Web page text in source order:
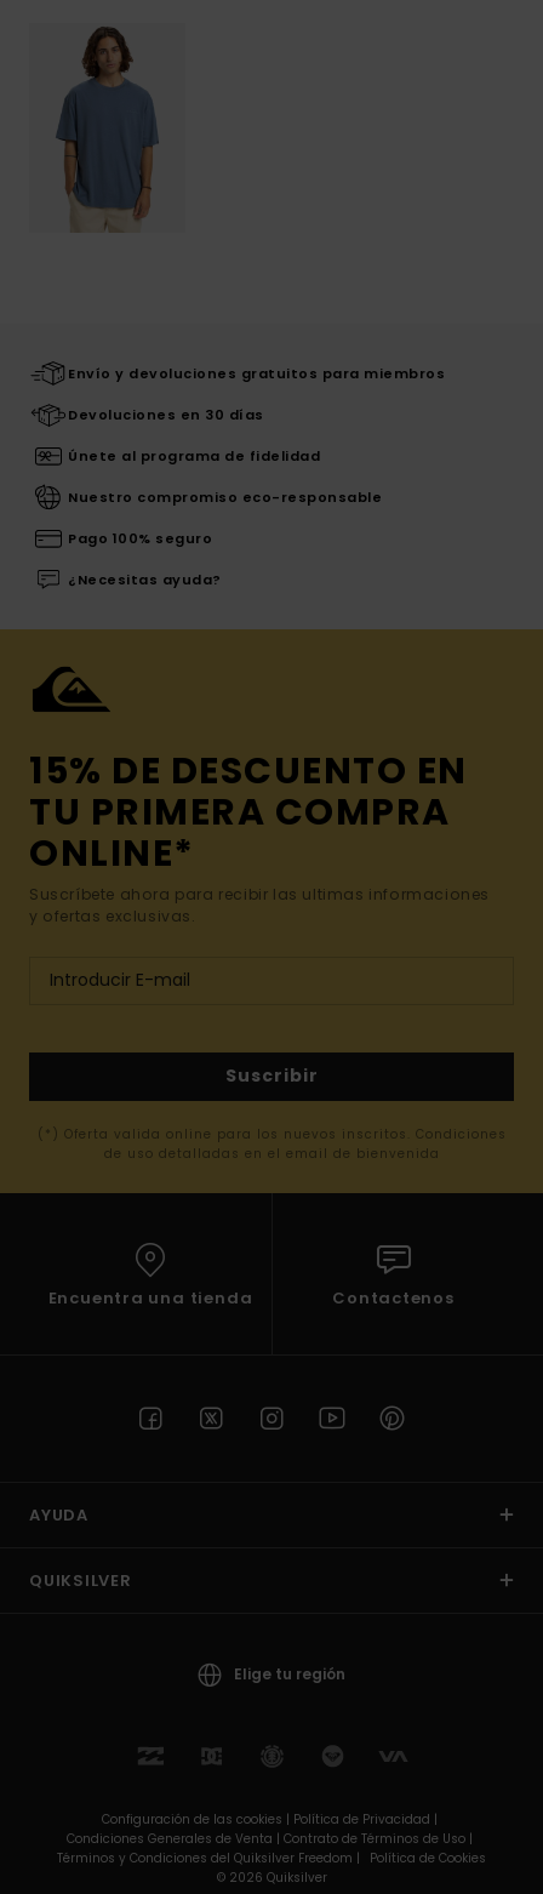
Envío y devoluciones gratuitos para miembros
Devoluciones en 30 días
Únete al programa de fidelidad
Nuestro compromiso eco-responsable
Pago 100% seguro
¿Necesitas ayuda?
15% DE DESCUENTO EN
TU PRIMERA COMPRA
ONLINE*
Suscríbete ahora para recibir las ultimas informaciones
y ofertas exclusivas.
Suscribir
(*) Oferta valida online para los nuevos inscritos. Condiciones
de uso detalladas en el email de bienvenida
Encuentra una tienda Contactenos
AYUDA
QUIKSILVER
Elige tu región
Configuración de las cookies | Política de Privacidad |
Condiciones Generales de Venta | Contrato de Términos de Uso |
Términos y Condiciones del Quiksilver Freedom |
Política de Cookies
© 2026 Quiksilver